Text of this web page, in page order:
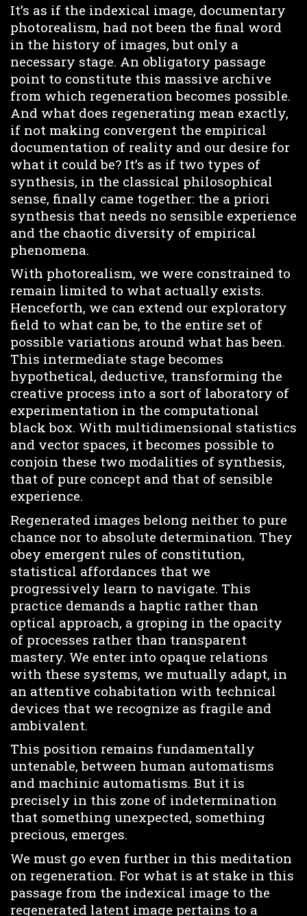
It’s as if the indexical image, documentary
photorealism, had not been the final word
in the history of images, but only a
necessary stage. An obligatory passage
point to constitute this massive archive
from which regeneration becomes possible.
And what does regenerating mean exactly,
if not making convergent the empirical
documentation of reality and our desire for
what it could be? It’s as if two types of
synthesis, in the classical philosophical
sense, finally came together: the a priori
synthesis that needs no sensible experience
and the chaotic diversity of empirical
phenomena.
With photorealism, we were constrained to
remain limited to what actually exists.
Henceforth, we can extend our exploratory
field to what can be, to the entire set of
possible variations around what has been.
This intermediate stage becomes
hypothetical, deductive, transforming the
creative process into a sort of laboratory of
experimentation in the computational
black box. With multidimensional statistics
and vector spaces, it becomes possible to
conjoin these two modalities of synthesis,
that of pure concept and that of sensible
experience.
Regenerated images belong neither to pure
chance nor to absolute determination. They
obey emergent rules of constitution,
statistical affordances that we
progressively learn to navigate. This
practice demands a haptic rather than
optical approach, a groping in the opacity
of processes rather than transparent
mastery. We enter into opaque relations
with these systems, we mutually adapt, in
an attentive cohabitation with technical
devices that we recognize as fragile and
ambivalent.
This position remains fundamentally
untenable, between human automatisms
and machinic automatisms. But it is
precisely in this zone of indetermination
that something unexpected, something
precious, emerges.
We must go even further in this meditation
on regeneration. For what is at stake in this
passage from the indexical image to the
regenerated latent image pertains to a